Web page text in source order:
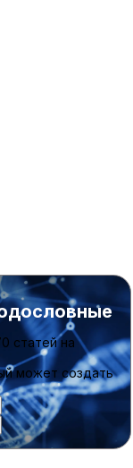
статейна
может создать